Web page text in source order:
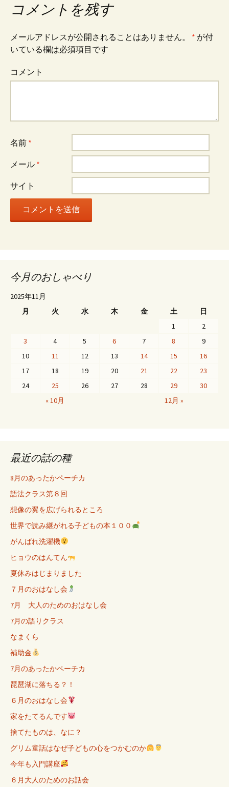
コメントを残す
メールアドレスが公開されることはありません。 * が付
いている欄は必須項目です
コメント
名前 *
メール *
サイト
今月のおしゃべり
2025年11月
月
火 水 木 金 土 日
« 10月 12月 »
1
2
3
4 5 6 7 8
9
10
11 12 13 14 15
16
17
18 19 20 21 22
23
24
25 26 27 28 29 30
最近の話の種
8月のあったかペーチカ
語法クラス第８回
想像の翼を広げられるところ
世界で読み継がれる子どもの本１００
がんばれ洗濯機
ヒョウのはんてん
夏休みはじまりました
７月のおはなし会
7月 大人のためのおはなし会
7月の語りクラス
なまくら
補助金
7月のあったかペーチカ
琵琶湖に落ちる？！
６月のおはなし会
家をたてるんです
捨てたものは、なに？
グリム童話はなぜ子どもの心をつかむのか
今年も入門講座
６月大人のためのお話会